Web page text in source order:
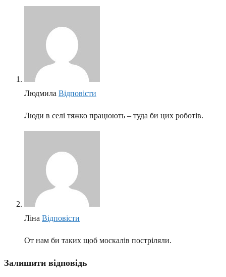
Людмила Відповіcти
Люди в селі тяжко працюють – туда би цих роботів.
Ліна Відповіcти
От нам би таких щоб москалів постріляли.
Залишити відповідь